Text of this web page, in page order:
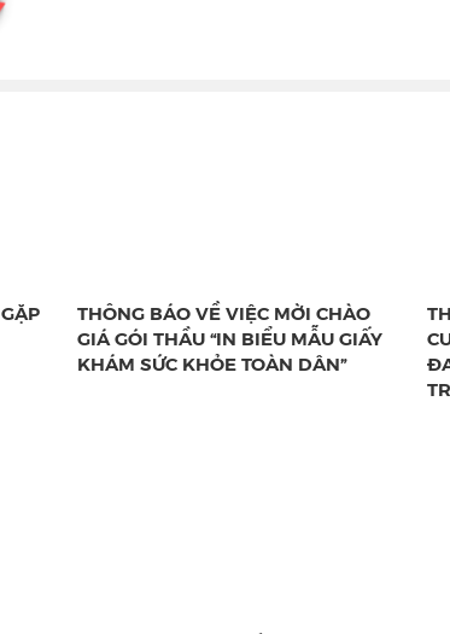
THÔNG BÁO VỀ VIỆC MỜI CHÀO
GIÁ GÓI THẦU “IN BIỂU MẪU GIẤY
KHÁM SỨC KHỎE TOÀN DÂN”